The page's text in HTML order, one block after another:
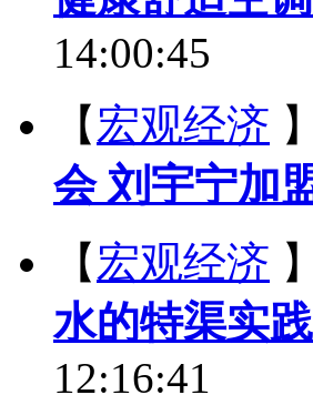
14:00:45
【 宏观经济 】
会 刘宇宁加
【 宏观经济 】
水的特渠实
12:16:41